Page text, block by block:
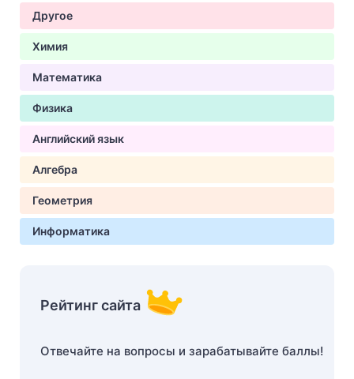
Другое
Химия
Математика
Физика
Английский язык
Алгебра
Геометрия
Информатика
Рейтинг сайта
Отвечайте на вопросы и зарабатывайте баллы!